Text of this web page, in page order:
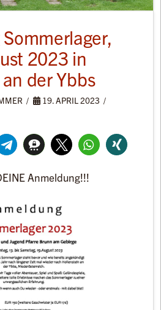
2023 in
der Ybbs
19. APRIL 2023
Anmeldung!!!